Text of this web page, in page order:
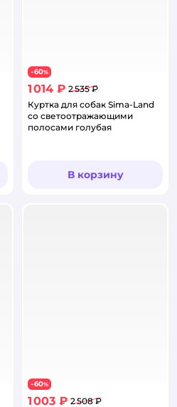
−60%
1 014 ₽ 2 535 ₽
Куртка для собак Sima-Land
со светоотражающими
полосами голубая
В корзину
−60%
1 003 ₽ 2 508 ₽